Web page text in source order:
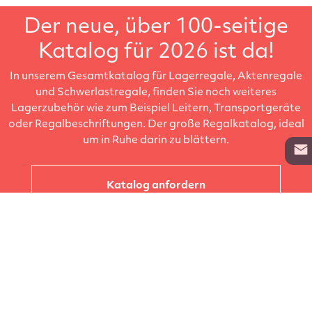
Der neue, über 100-seitige
Katalog für 2026 ist da!
In unserem Gesamtkatalog für Lagerregale, Aktenregale
und Schwerlastregale, finden Sie noch weiteres
Lagerzubehör wie zum Beispiel Leitern, Transportgeräte
oder Regalbeschriftungen. Der große Regalkatalog, ideal
um in Ruhe darin zu blättern.
Katalog anfordern